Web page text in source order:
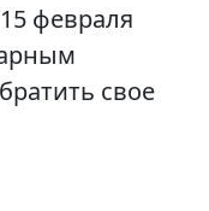
февраля
свое